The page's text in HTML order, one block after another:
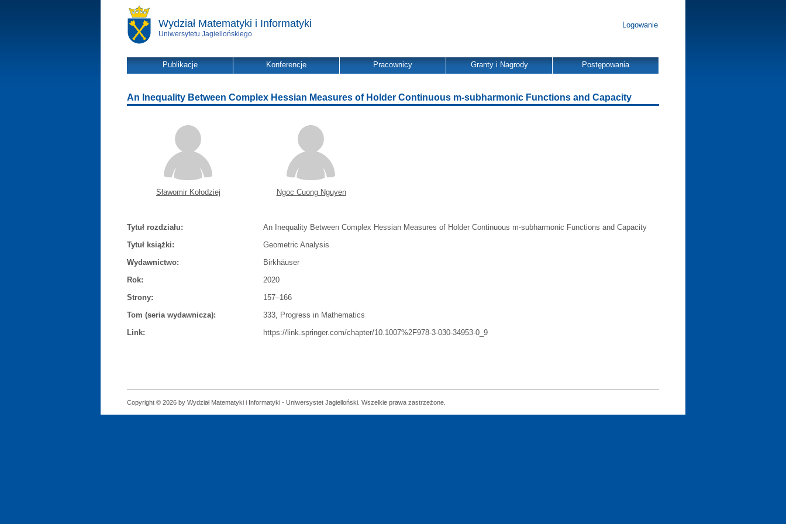
Wydział Matematyki i Informatyki
Uniwersytetu Jagiellońskiego
Logowanie
Publikacje Konferencje Pracownicy Granty i Nagrody Postępowania
An Inequality Between Complex Hessian Measures of Holder Continuous m-subharmonic Functions and Capacity
Sławomir Kołodziej Ngoc Cuong Nguyen
Tytuł rozdziału:
An Inequality Between Complex Hessian Measures of Holder Continuous m-subharmonic Functions and Capacity
Tytuł książki:
Geometric Analysis
Wydawnictwo:
Birkhäuser
Rok:
2020
Strony:
157–166
Tom (seria wydawnicza):
333, Progress in Mathematics
Link:
https://link.springer.com/chapter/10.1007%2F978-3-030-34953-0_9
Copyright © 2026 by Wydział Matematyki i Informatyki - Uniwersystet Jagielloński. Wszelkie prawa zastrzeżone.